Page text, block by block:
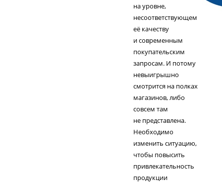
на уровне,
несоответствующем
её качеству
и современным
покупательским
запросам. И потому
невыигрышно
смотрится на полках
магазинов, либо
совсем там
не представлена.
Необходимо
изменить ситуацию,
чтобы повысить
привлекательность
продукции